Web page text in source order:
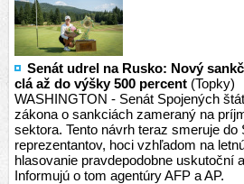
Senát udrel na Rusko: Nový
clá až do výšky 500 percent (Topky)
WASHINGTON - Senát Spojených
zákona o sankciách zameraný na
sektora. Tento návrh teraz smeruje do
reprezentantov, hoci vzhľadom na
hlasovanie pravdepodobne uskutoční
Informujú o tom agentúry AFP a AP.